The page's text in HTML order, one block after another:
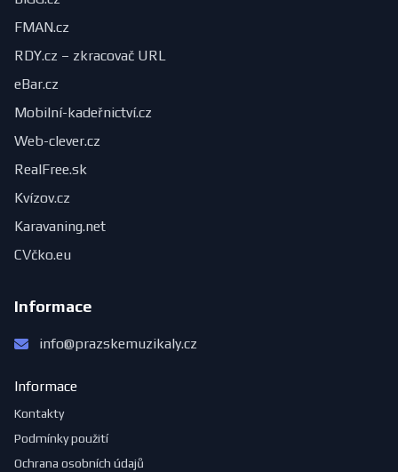
FMAN.cz
RDY.cz – zkracovač URL
eBar.cz
Mobilní-kadeřnictví.cz
Web-clever.cz
RealFree.sk
Kvízov.cz
Karavaning.net
CVčko.eu
Informace
info@prazskemuzikaly.cz
Informace
Kontakty
Podmínky použití
Ochrana osobních údajů